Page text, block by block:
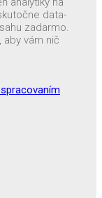
data-
zadarmo.
vám nič